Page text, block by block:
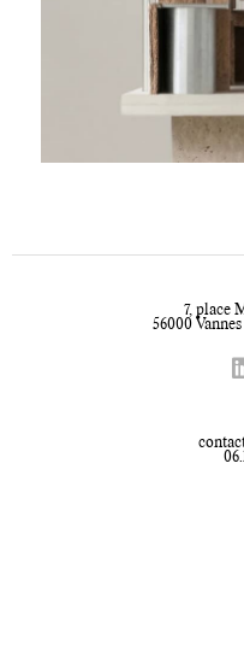
7, place
56000